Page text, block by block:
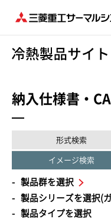
納入仕様書・
形式検索
イメージ検索
製品群を選択
製品シリーズを選択(
製品タイプを選択